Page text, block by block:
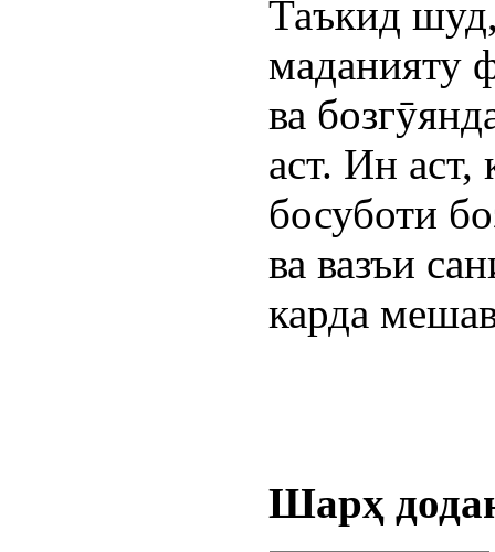
Таъкид
маданияту
ва
аст. Ин аст,
босуботи
ва вазъи
карда
Шарҳ